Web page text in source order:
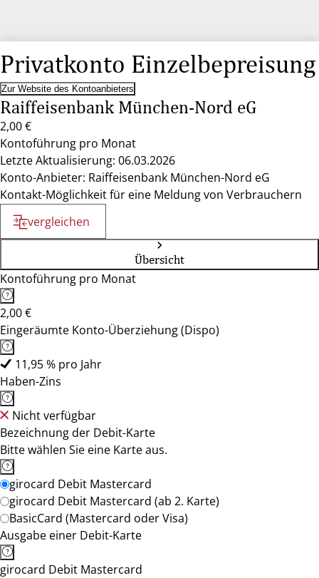
Privatkonto Einzelbepreisung
Zur Website des Kontoanbieters
Raiffeisenbank München-Nord eG
2,00 €
Kontoführung pro Monat
Letzte Aktualisierung: 06.03.2026
Konto-Anbieter: Raiffeisenbank München-Nord eG
Kontakt-Möglichkeit für eine Meldung von Verbrauchern
vergleichen
Übersicht
Kontoführung pro Monat
2,00 €
Eingeräumte Konto-Überziehung (Dispo)
11,95 % pro Jahr
Haben-Zins
Nicht verfügbar
Bezeichnung der Debit-Karte
Bitte wählen Sie eine Karte aus.
girocard Debit Mastercard
girocard Debit Mastercard (ab 2. Karte)
BasicCard (Mastercard oder Visa)
Ausgabe einer Debit-Karte
girocard Debit Mastercard